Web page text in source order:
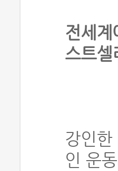
전세계
스트셀
강인
인 운